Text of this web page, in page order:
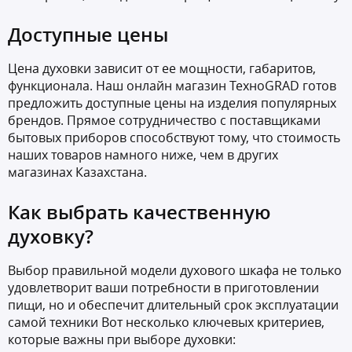
Доступные цены
Цена духовки зависит от ее мощности, габаритов,
функционала. Наш онлайн магазин ТехноGRAD готов
предложить доступные цены на изделия популярных
брендов. Прямое сотрудничество с поставщиками
бытовых приборов способствуют тому, что стоимость
наших товаров намного ниже, чем в других
магазинах Казахстана.
Как выбрать качественную
духовку?
Выбор правильной модели духового шкафа не только
удовлетворит ваши потребности в приготовлении
пищи, но и обеспечит длительный срок эксплуатации
самой техники Вот несколько ключевых критериев,
которые важны при выборе духовки: